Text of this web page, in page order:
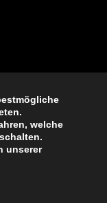
welche
unserer